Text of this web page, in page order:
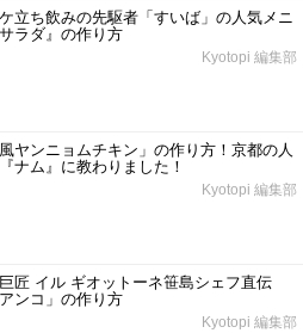
立ち飲みの先駆者「すいば」の人気メニ
ラダ』の作り方
Kyotopi 編集部
ヤンニョムチキン」の作り方！京都の人
ナム』に教わりました！
Kyotopi 編集部
匠 イル ギオットーネ笹島シェフ直伝
ンコ」の作り方
Kyotopi 編集部